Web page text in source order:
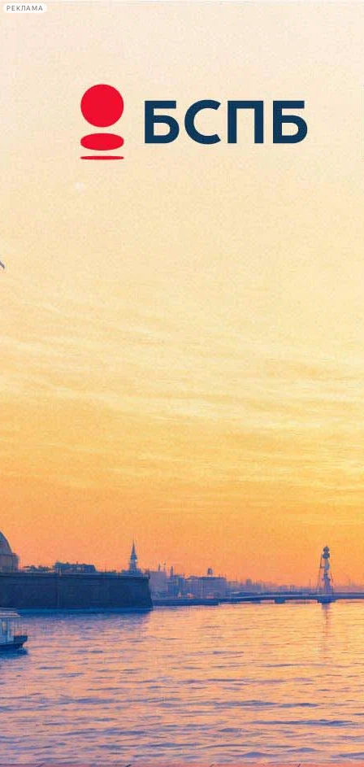
РЕКЛАМА
Сегодня:
2026.08.09
12:47
Афиша Plus
Новая жизнь «Открытой
сцены»
15 сентября 2011, четверг,19.30
Версия для печати